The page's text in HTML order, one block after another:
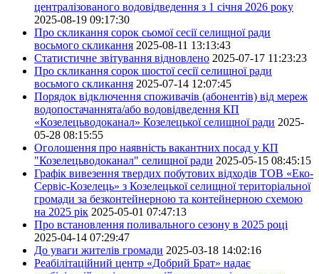
централізованого водовідведення з 1 січня 2026 року
2025-08-19 09:17:30
Про скликання сорок сьомої сесії селищної ради
восьмого скликання 2025-08-11 13:13:43
Статистичне звітування відновлено 2025-07-17 11:23:23
Про скликання сорок шостої сесії селищної ради
восьмого скликання 2025-07-14 12:07:45
Порядок відключення споживачів (абонентів) від мереж
водопостачаннята/або водовідведення КП
«Козелецьводоканал» Козелецької селищної ради 2025-
05-28 08:15:55
Оголошення про наявність вакантних посад у КП
"Козелецьводоканал" селищної ради 2025-05-15 08:45:15
Графік вивезення твердих побутових відходів ТОВ «Еко-
Сервіс-Козелець» з Козелецької селищної територіальної
громади за безконтейнерною та контейнерною схемою
на 2025 рік 2025-05-01 07:47:13
Про встановлення поливального сезону в 2025 році
2025-04-14 07:29:47
До уваги жителів громади 2025-03-18 14:02:16
Реабілітаційний центр «Добрий Брат» надає